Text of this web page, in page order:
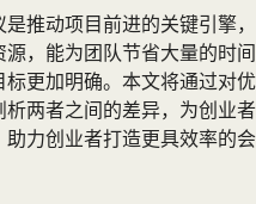
推动项目前进的关键引擎，
，能为团队节省大量的时间
更加明确。本文将通过对优
两者之间的差异，为创业者
力创业者打造更具效率的会